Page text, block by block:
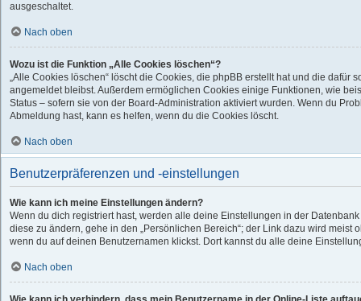
ausgeschaltet.
Nach oben
Wozu ist die Funktion „Alle Cookies löschen“?
„Alle Cookies löschen“ löscht die Cookies, die phpBB erstellt hat und die dafür
angemeldet bleibst. Außerdem ermöglichen Cookies einige Funktionen, wie
Status – sofern sie von der Board-Administration aktiviert wurden. Wenn du
Abmeldung hast, kann es helfen, wenn du die Cookies löscht.
Nach oben
Benutzerpräferenzen und -einstellungen
Wie kann ich meine Einstellungen ändern?
Wenn du dich registriert hast, werden alle deine Einstellungen in der
diese zu ändern, gehe in den „Persönlichen Bereich“; der Link dazu wird meist
wenn du auf deinen Benutzernamen klickst. Dort kannst du alle deine
Nach oben